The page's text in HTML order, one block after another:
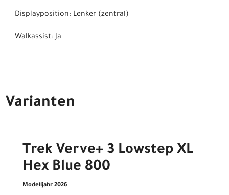
Displayposition: Lenker (zentral)
Walkassist: Ja
Varianten
Trek Verve+ 3 Lowstep XL
Hex Blue 800
Modelljahr 2026